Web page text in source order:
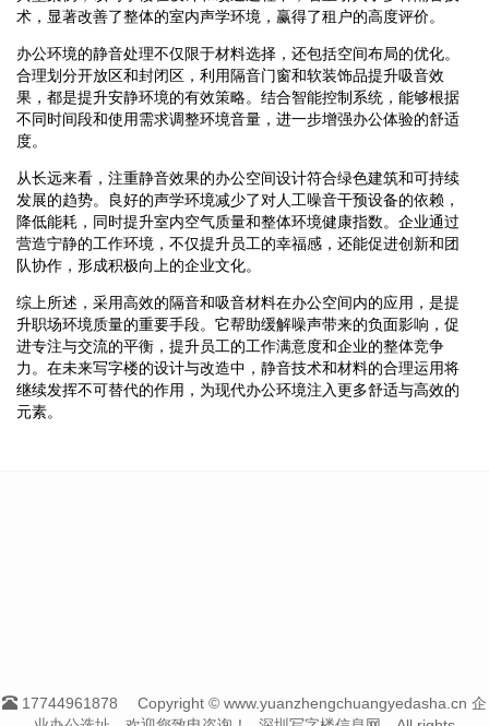
术，显著改善了整体的室内声学环境，赢得了租户的高度评价。
办公环境的静音处理不仅限于材料选择，还包括空间布局的优化。
合理划分开放区和封闭区，利用隔音门窗和软装饰品提升吸音效
果，都是提升安静环境的有效策略。结合智能控制系统，能够根据
不同时间段和使用需求调整环境音量，进一步增强办公体验的舒适
度。
从长远来看，注重静音效果的办公空间设计符合绿色建筑和可持续
发展的趋势。良好的声学环境减少了对人工噪音干预设备的依赖，
降低能耗，同时提升室内空气质量和整体环境健康指数。企业通过
营造宁静的工作环境，不仅提升员工的幸福感，还能促进创新和团
队协作，形成积极向上的企业文化。
综上所述，采用高效的隔音和吸音材料在办公空间内的应用，是提
升职场环境质量的重要手段。它帮助缓解噪声带来的负面影响，促
进专注与交流的平衡，提升员工的工作满意度和企业的整体竞争
力。在未来写字楼的设计与改造中，静音技术和材料的合理运用将
继续发挥不可替代的作用，为现代办公环境注入更多舒适与高效的
元素。
17744961878
Copyright © www.yuanzhengchuangyedasha.cn 企